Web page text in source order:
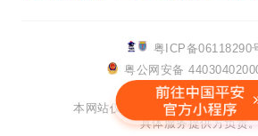
粤ICP备06118290
粤公网安备
该网站已支持IPv6
本网站仅提供链接服务及技术支持
具体服务提供方负责